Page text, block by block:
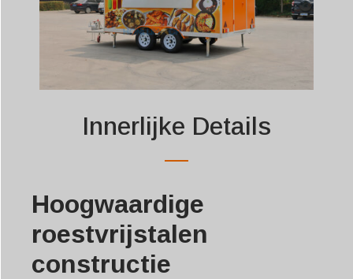
Innerlijke Details
Hoogwaardige
roestvrijstalen
constructie